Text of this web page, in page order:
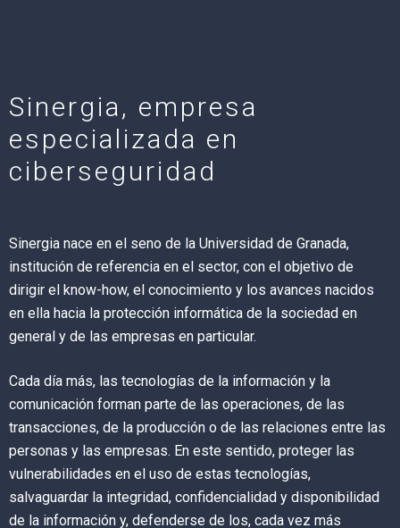
Sinergia, empresa
especializada en
ciberseguridad
Sinergia nace en el seno de la Universidad de Granada,
institución de referencia en el sector, con el objetivo de
dirigir el know-how, el conocimiento y los avances nacidos
en ella hacia la protección informática de la sociedad en
general y de las empresas en particular.
Cada día más, las tecnologías de la información y la
comunicación forman parte de las operaciones, de las
transacciones, de la producción o de las relaciones entre las
personas y las empresas. En este sentido, proteger las
vulnerabilidades en el uso de estas tecnologías,
salvaguardar la integridad, confidencialidad y disponibilidad
de la información y, defenderse de los, cada vez más